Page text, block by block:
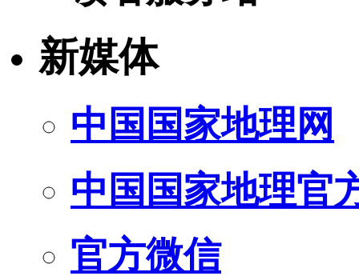
新媒体
中国国家地理网
中国国家地理官
官方微信